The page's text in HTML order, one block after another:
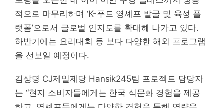
적으로 마무리하며 ‘K-푸드 영셰프 발굴 및 육성 플
랫폼’으로서 글로벌 인지도를 확대해 나가고 있다.
하반기에는 요리대회 등 보다 다양한 해외 프로그램
을 선보일 예정이다.
김상명 CJ제일제당 Hansik245팀 프로젝트 담당자
는 “현지 소비자들에게는 한국 식문화 경험을 제공